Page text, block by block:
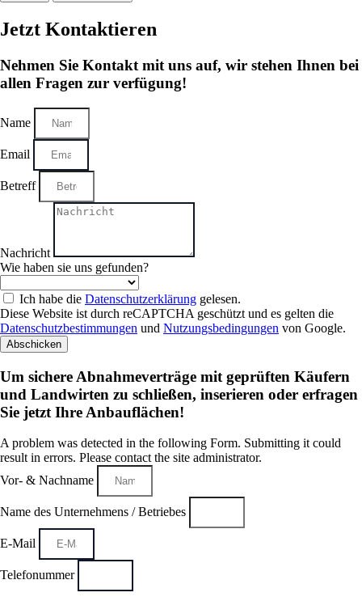
Jetzt Kontaktieren
Nehmen Sie Kontakt mit uns auf, wir stehen Ihnen bei
allen Fragen zur verfügung!
Name
Email
Betreff
Nachricht
Wie haben sie uns gefunden?
Ich habe die Datenschutzerklärung gelesen.
Diese Website ist durch reCAPTCHA geschützt und es gelten die
Datenschutzbestimmungen und Nutzungsbedingungen von Google.
Abschicken
Um sichere Abnahmeverträge mit geprüften Käufern
und Landwirten zu schließen, inserieren oder erfragen
Sie jetzt Ihre Anbauflächen!
A problem was detected in the following Form. Submitting it could
result in errors. Please contact the site administrator.
Vor- & Nachname
Name des Unternehmens / Betriebes
E-Mail
Telefonummer